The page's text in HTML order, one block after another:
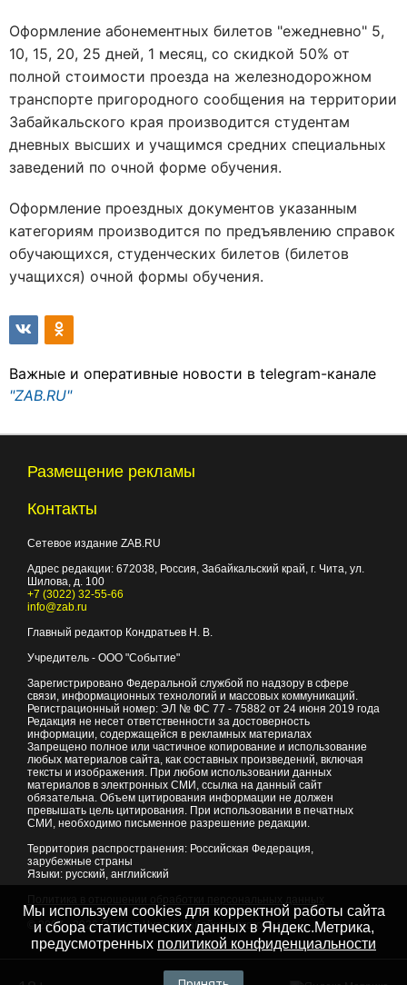
Оформление абонементных билетов "ежедневно" 5,
10, 15, 20, 25 дней, 1 месяц, со скидкой 50% от
полной стоимости проезда на железнодорожном
транспорте пригородного сообщения на территории
Забайкальского края производится студентам
дневных высших и учащимся средних специальных
заведений по очной форме обучения.
Оформление проездных документов указанным
категориям производится по предъявлению справок
обучающихся, студенческих билетов (билетов
учащихся) очной формы обучения.
Важные и оперативные новости в telegram-канале
"ZAB.RU"
Размещение рекламы
Контакты
Сетевое издание ZAB.RU
Адрес редакции: 672038, Россия, Забайкальский край, г. Чита, ул.
Шилова, д. 100
+7 (3022) 32-55-66
info@zab.ru
Главный редактор Кондратьев Н. В.
Учредитель - ООО "Событие"
Зарегистрировано Федеральной службой по надзору в сфере
связи, информационных технологий и массовых коммуникаций.
Регистрационный номер: ЭЛ № ФС 77 - 75882 от 24 июня 2019 года
Редакция не несет ответственности за достоверность
информации, содержащейся в рекламных материалах
Запрещено полное или частичное копирование и использование
любых материалов сайта, как составных произведений, включая
тексты и изображения. При любом использовании данных
материалов в электронных СМИ, ссылка на данный сайт
обязательна. Объем цитирования информации не должен
превышать цель цитирования. При использовании в печатных
СМИ, необходимо письменное разрешение редакции.
Территория распространения: Российская Федерация,
зарубежные страны
Языки: русский, английский
© 2007 - 2026Портал Читы и Забайкальского края
Мы используем cookies для корректной работы сайта
и сбора статистических данных в Яндекс.Метрика,
предусмотренных политикой конфиденциальности